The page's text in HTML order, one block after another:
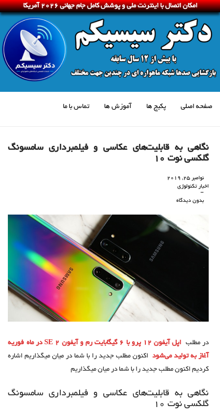
امکان اتصال با اینترنت ملی و پوشش کامل جام جهانی 2026 آمریکا
صفحه اصلی پکیج ها آموزش ها تماس با ما
نگاهی به قابلیت‌های عکاسی و فیلمبرداری سامسونگ
گلکسی نوت 10
نوامبر 25, 2019
اخبار تکنولوژی
-
بدون دیدگاه
در مطلب
اپل آیفون 12 پرو با 6 گیگابایت رم و آیفون SE 2 در ماه فوریه
آغاز به تولید می‌شوداکنون مطلب جدید را با شما در میان میگذاریم اشاره
کردیم اکنون مطلب جدید را با شما در میان میگذاریم
نگاهی به قابلیت‌های عکاسی و فیلمبرداری سامسونگ
گلکسی نوت 10